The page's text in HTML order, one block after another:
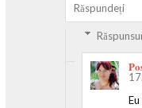
Răspundeți